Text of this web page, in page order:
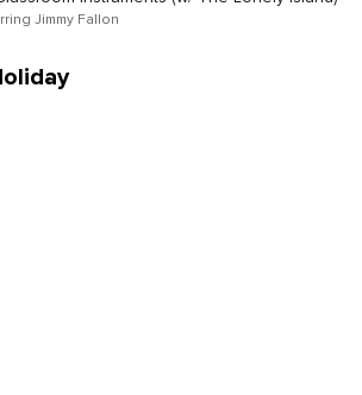
Jimmy Fallon